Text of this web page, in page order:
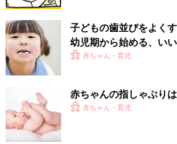
報
2歳6ヶ月児のおしゃぶりの使用状
学雑誌44（３）：434-438,2006.
歯のかみ合わせにトラブルが起こる
く、体の不調を起こすなど、さまざ
う話も･･･。おしゃぶりが癖になら
早めにやめるのがよさそうですね。
集部）
子どもの歯並びをよく
幼児期から始める、い
歯科医】
赤ちゃん・育児
赤ちゃんの指しゃぶり
赤ちゃん・育児